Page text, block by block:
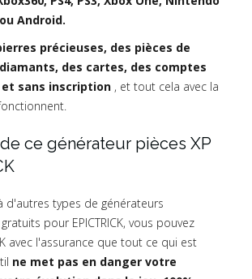
Android.
précieuses, des pièces de
des cartes, des comptes
sans inscription , et tout cela avec la
ce générateur pièces XP
d'autres types de générateurs
pour EPICTRICK, vous pouvez
avec l'assurance que tout ce qui est
ne met pas en danger votre